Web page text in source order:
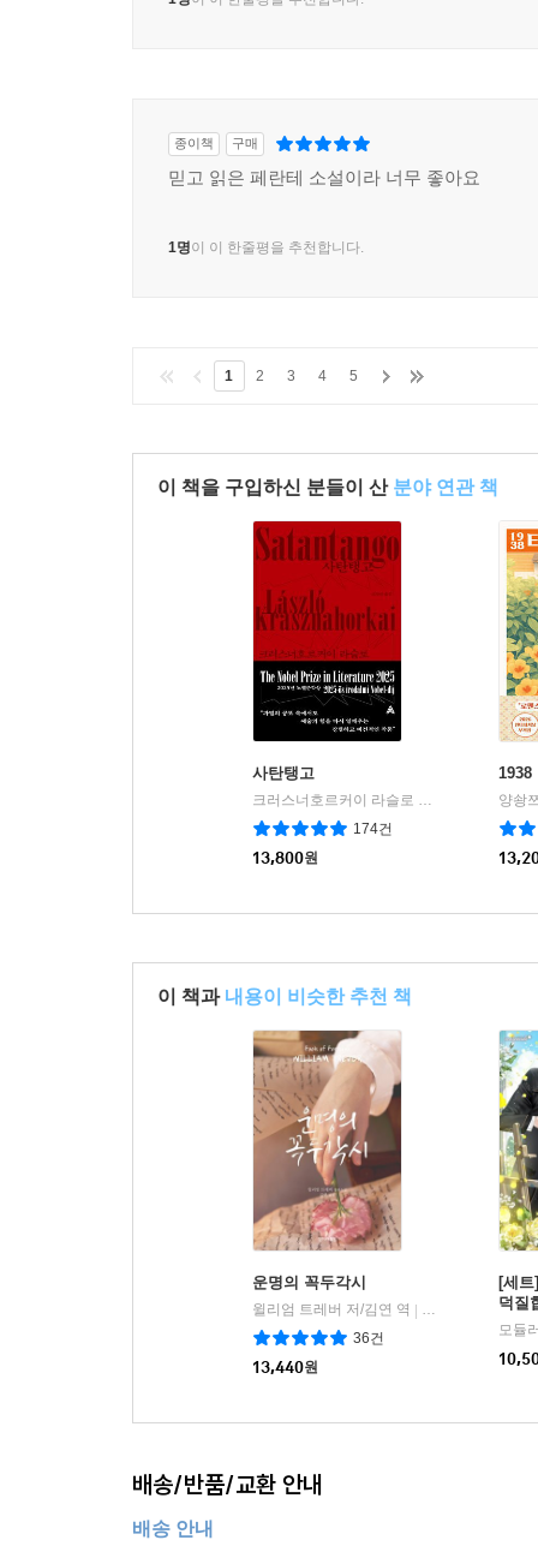
않았다. 행위가 끝나면 땀에 흠뻑 젖은 나 자신
얼굴을 뜯어보면서 많은 시간을 보냈다._36~37쪽
간주되지 않는다. 페란테는 성적 욕구가 여성 안
들어야만 했다. 이다는 아무도 자신을 사랑해주
간의 그 어떤 육체관계도 아름답게 묘사하지 않
페란테는 『잃어버린 사랑』과 『나의 눈부신
드러냈다. 『어른들의 거짓된 삶』에서도 상징
싶어 할 만큼 화려하고 아름다운 액세서리지만
조반나는 빅토리아 고모와의 첫 만남에서 자신이
비밀이 하나씩 밝혀질 때마다 어른들의 추악한
팔찌의 원래 주인은 엔초의 장모였다. 엔초는
빅토리아는 팔찌를 조반나에게 물려주기 위해 안
선물이라도 되는 것처럼” 소설의 후반부에서 무참
이야기를 다룬다. 김지우 번역가는 “엘레나 페란
나폴리를 또 하나의 “독립적이고 복잡한 등장인
공간이자 인물들이 자신의 자아를 형성하기 위
이제 나폴리와 페란테를 떼어놓고 말하는 것이
성장한 인물이 지닌 힘은 폭발적이다. 페란테 소
“우리는 그 누구도 경험하지 못했던 방식으로 어른
한층 더 강력해진 페란테의 소설에는 여전히
들이대면서 거침없는 행동을 일삼는다. 하지만
종이책 구매
믿고 읽은 페란테 소설이라 너무 좋아요
1명이 이 한줄평을 추천합니다.
1 2 3 4 5
이 책을 구입하신 분들이 산 분야 연관 책
사탄탱고
| 알
174건
13,800원
1938
양솽
이 책과 내용이 비슷한 추천 책
운명의 꼭두각시
윌리엄 트레버 저/김연 역 |
36건
13,440원
[세트
덕질
모듈
배송/반품/교환 안내
배송 안내